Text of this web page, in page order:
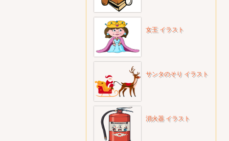
女王 イラスト
サンタのそり イラスト
消火器 イラスト